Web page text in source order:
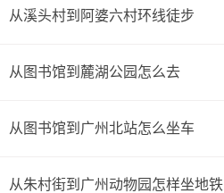
从溪头村到阿婆六村环线徒步
从图书馆到麓湖公园怎么去
从图书馆到广州北站怎么坐车
从朱村街到广州动物园怎样坐地铁